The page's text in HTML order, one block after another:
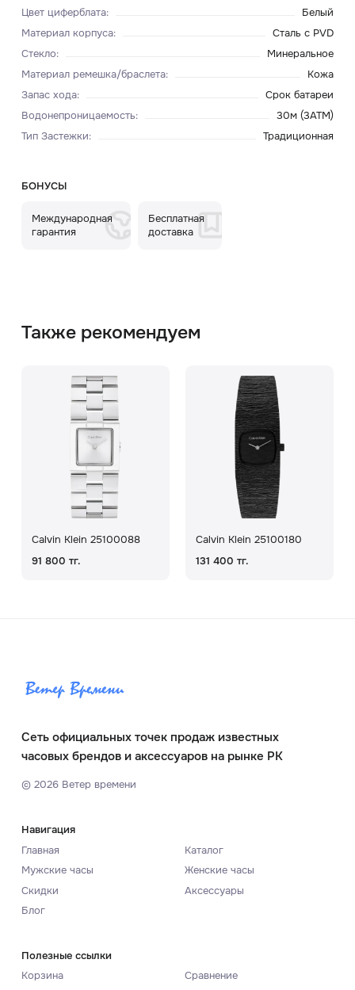
Цвет циферблата:
Белый
Материал корпуса:
Сталь с PVD
Стекло:
Минеральное
Материал ремешка/браслета:
Кожа
Запас хода:
Срок батареи
Водонепроницаемость:
30м (3ATM)
Тип Застежки: Традиционная
БОНУСЫ
Международная
гарантия
Бесплатная
доставка
Также рекомендуем
Calvin Klein 25100088
91 800 тг.
Calvin Klein 25100180
131 400 тг.
Сеть официальных точек продаж известных
часовых брендов и аксессуаров на рынке РК
© 2026Ветер времени
Навигация
Главная
Каталог
Мужские часы
Женские часы
Скидки
Аксессуары
Блог
Полезные ссылки
Корзина
Сравнение